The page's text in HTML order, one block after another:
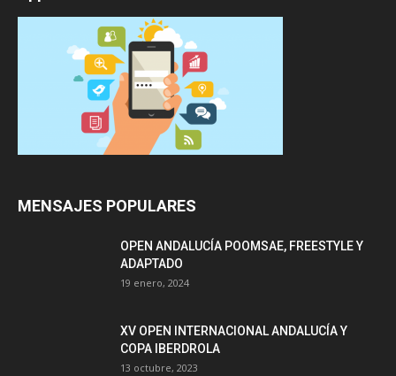
MENSAJES POPULARES
OPEN ANDALUCÍA POOMSAE, FREESTYLE Y
ADAPTADO
19 enero, 2024
XV OPEN INTERNACIONAL ANDALUCÍA Y
COPA IBERDROLA
13 octubre, 2023